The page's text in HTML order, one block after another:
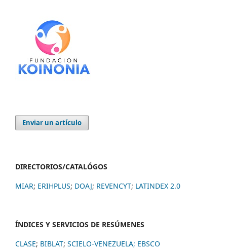
Enviar un artículo
DIRECTORIOS/CATALÓGOS
MIAR; ERIHPLUS; DOAJ; REVENCYT; LATINDEX 2.0
ÍNDICES Y SERVICIOS DE RESÚMENES
CLASE; BIBLAT; SCIELO-VENEZUELA; EBSCO